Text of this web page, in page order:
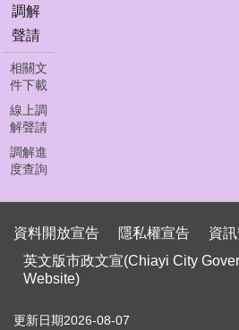
工
下
載
聯
絡
我
料
開
放
宣
告
隱
調解
聲請
相關文
件下載
線上調
解聲請
調解進
度查詢
資料開放宣告 隱私權宣告
資
英文版市政文宣(Chiayi City
Website)
更新日期2026-08-07